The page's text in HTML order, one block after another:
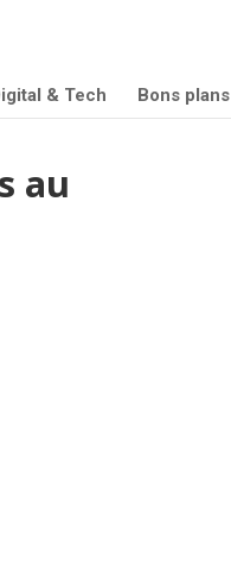
& Tech Bons plans
au